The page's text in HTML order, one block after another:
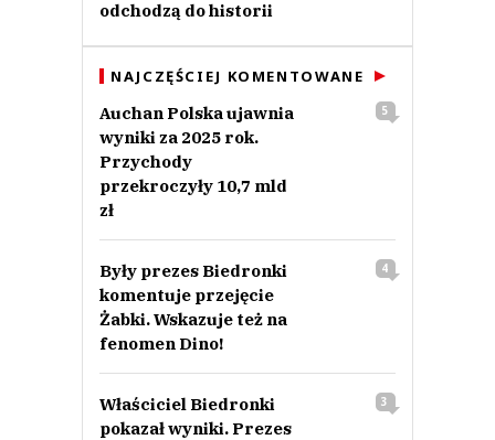
odchodzą do historii
NAJCZĘŚCIEJ KOMENTOWANE
Auchan Polska ujawnia
wyniki za 2025 rok.
Przychody
przekroczyły 10,7 mld
zł
5
Były prezes Biedronki
komentuje przejęcie
Żabki. Wskazuje też na
fenomen Dino!
4
Właściciel Biedronki
pokazał wyniki. Prezes
3